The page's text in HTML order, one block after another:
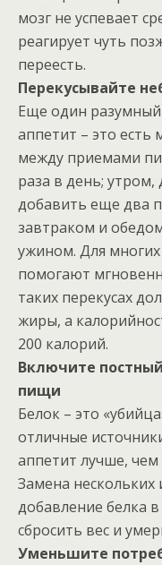
мозг не успевает
реагирует чуть
переесть.
Перекусывайте
Еще один разумный
аппетит – это есть
между приемами
раза в день;
добавить еще два
завтраком и
ужином. Для
помогают
таких перекусах
жиры, а
200 калорий.
Включите
пищи
Белок – это
отличные
аппетит лучше,
Замена нескольких
добавление белка
сбросить вес и
Уменьшите